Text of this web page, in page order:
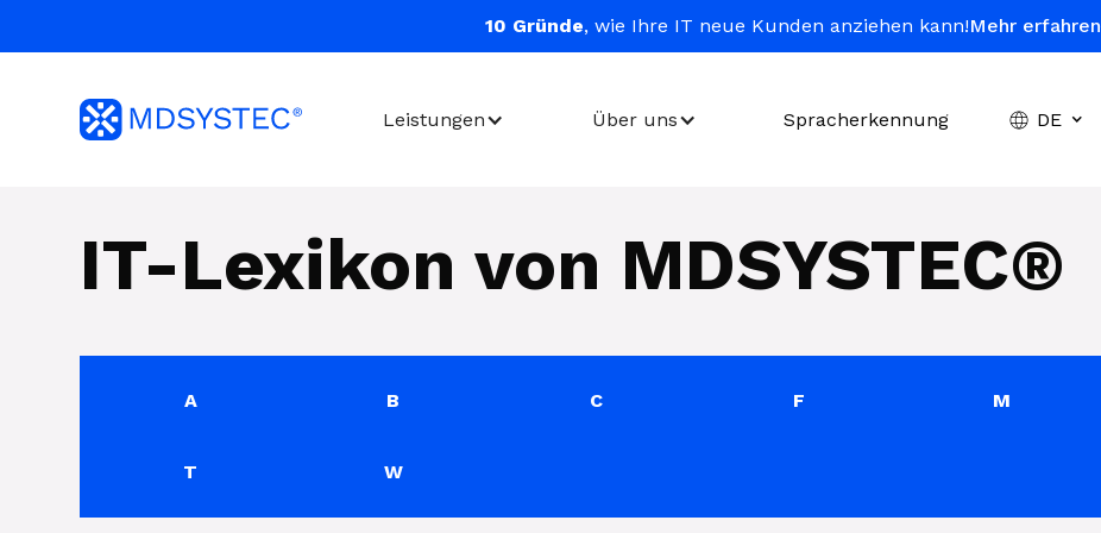
10 Gründe, wie Ihre IT neue Kunden anziehen kann!Mehr erfahren
Leistungen Über uns Spracherkennung DE
IT-Lexikon von MDSYSTEC®
A B C F M
T W